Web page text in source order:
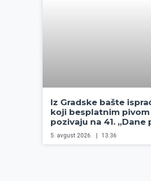
Iz Gradske bašte
koji besplatnim pivom
pozivaju na 41. „Dane
5. avgust 2026. 13:36